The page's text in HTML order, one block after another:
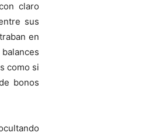
claro
sus
en
como si
bonos